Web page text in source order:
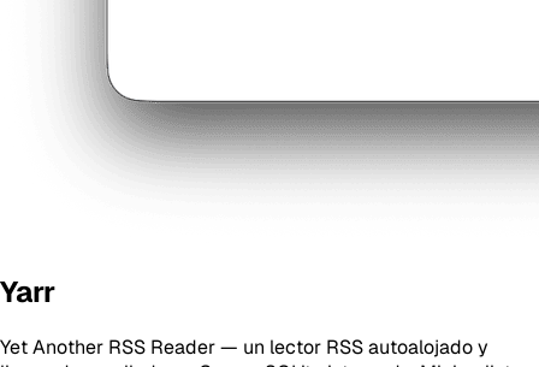
Yarr
Yet Another RSS Reader — un lector RSS autoalojado y